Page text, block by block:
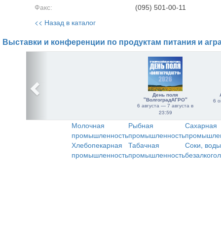
Факс: (095) 501-00-11
<< Назад в каталог
Выставки и конференции по продуктам питания и
День поля
"ВолгоградАГРО"
6 августа — 7 августа в
23:59
6
Молочная
промышленность
Рыбная
промышленность
Сахарная
Хлебопекарная
промышленность
Табачная
промышленность
Соки,